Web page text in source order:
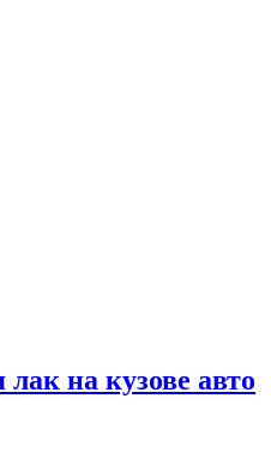
на кузове авто